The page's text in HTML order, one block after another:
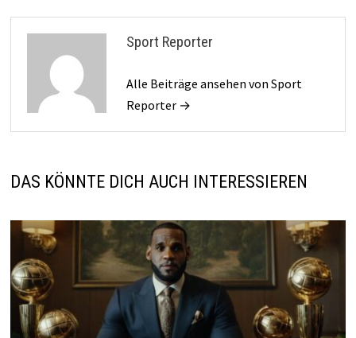
Sport Reporter
Alle Beiträge ansehen von Sport
Reporter →
DAS KÖNNTE DICH AUCH INTERESSIEREN